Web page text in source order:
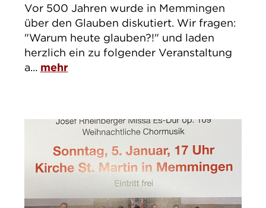
Vor 500 Jahren wurde in Memmingen
über den Glauben diskutiert. Wir fragen:
"Warum heute glauben?!" und laden
herzlich ein zu folgender Veranstaltung
a... mehr